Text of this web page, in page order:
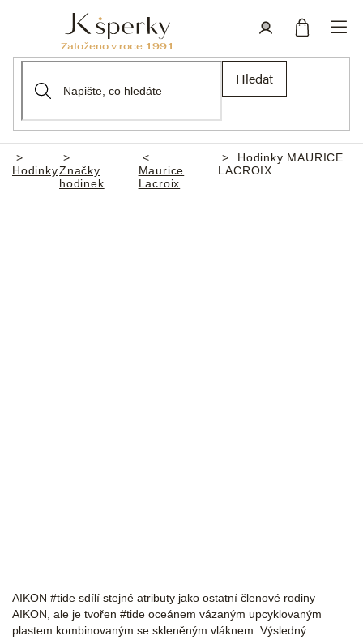
Hledat
Domů
HodinkyZnačky
hodinek
Maurice
Lacroix
Hodinky MAURICE
LACROIX
AIKON #tide sdílí stejné atributy jako ostatní členové rodiny
AIKON, ale je tvořen #tide oceánem vázaným upcyklovaným
plastem kombinovaným se skleněným vláknem. Výsledný